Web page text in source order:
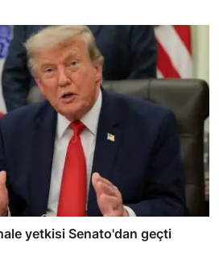
yetkisi Senato'dan geçti